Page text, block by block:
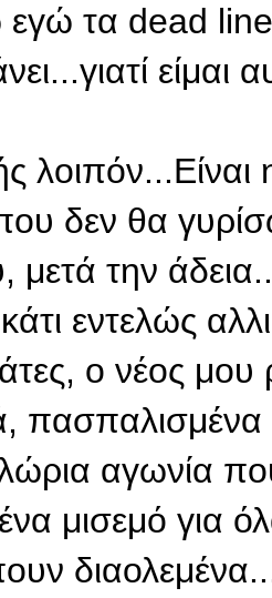
τα dead
δεν θα
μετά την
εντελώς
ο νέος μου
πασπαλισμένα
αγωνία
μισεμό για